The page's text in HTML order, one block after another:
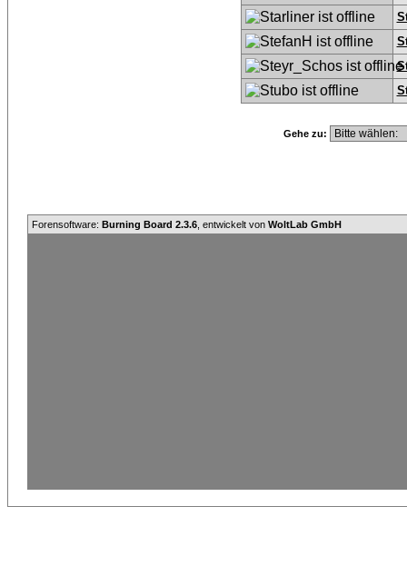
Gehe zu:
Forensoftware: Burning Board 2.3.6 , entwickelt von WoltLab GmbH